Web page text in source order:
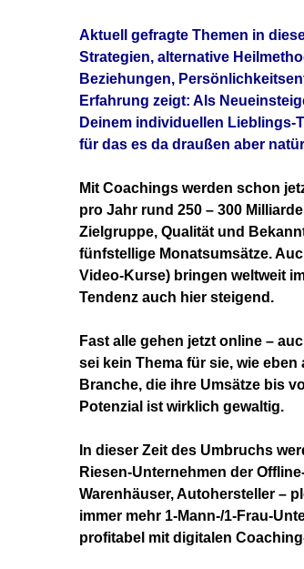
Aktuell gefragte Themen in
Strategien, alternative
Beziehungen,
Erfahrung zeigt: Als
Deinem individuellen Lieblings-
für das es da draußen aber
Mit Coachings werden schon
pro Jahr rund 250 – 300
Zielgruppe, Qualität und
fünfstellige Monatsumsätze.
Video-Kurse) bringen weltweit
Tendenz auch hier steigend.
Fast alle gehen jetzt online –
sei kein Thema für sie, wie
Branche, die ihre Umsätze bis
Potenzial ist wirklich gewaltig.
In dieser Zeit des Umbruchs
Riesen-Unternehmen der
Warenhäuser, Autohersteller –
immer mehr 1-Mann-/1-Frau-
profitabel mit digitalen